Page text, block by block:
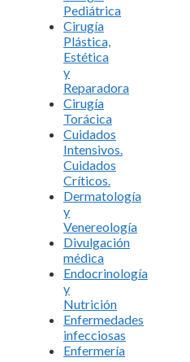
Pediátrica
Cirugía
Plástica,
Estética
y
Reparadora
Cirugía
Torácica
Cuidados
Intensivos.
Cuidados
Críticos.
Dermatología
y
Venereología
Divulgación
médica
Endocrinología
y
Nutrición
Enfermedades
infecciosas
Enfermería